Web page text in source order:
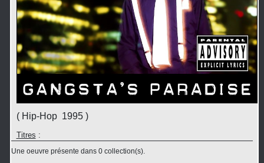
( Hip-Hop 1995 )
Titres :
Une oeuvre présente dans 0 collection(s).